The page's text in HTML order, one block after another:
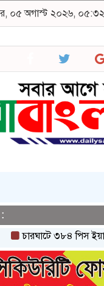
০৫ অগাস্ট ২০২৬, ০৫:৩২
চারঘাটে ৩৮৪ পিস ইয়াবা ও